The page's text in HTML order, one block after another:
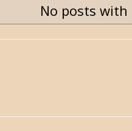
No posts with